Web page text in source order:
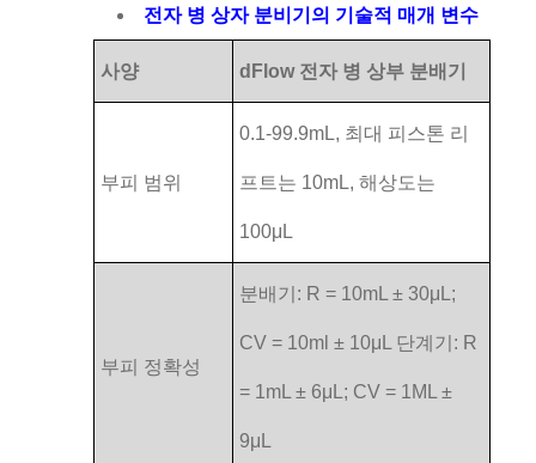
전자 병 상자 분비기의 기술적 매개 변수
사양 dFlow 전자 병 상부 분배기
부피 범위
0.1-99.9mL, 최대 피스톤 리
프트는 10mL, 해상도는
100μL
부피 정확성
분배기: R = 10mL ± 30μL;
CV = 10ml ± 10μL 단계기: R
= 1mL ± 6μL; CV = 1ML ±
9μL